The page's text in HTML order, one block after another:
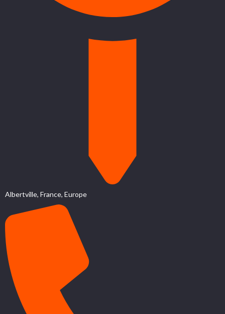
Albertville, France, Europe